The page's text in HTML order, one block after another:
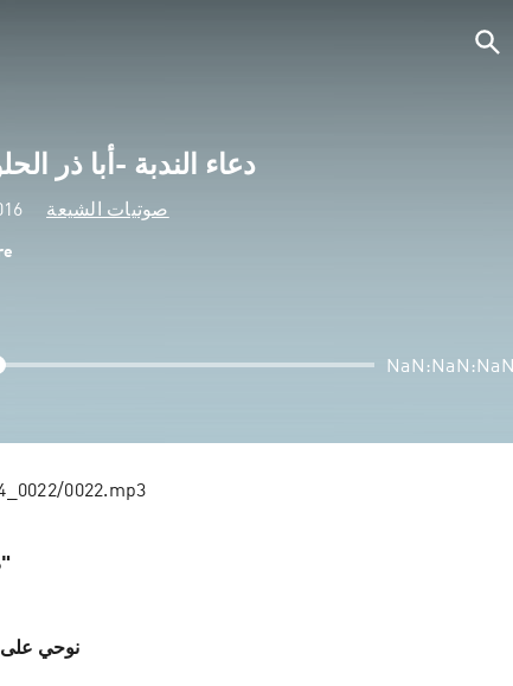
دعاء الندبة -أبا ذر
صوتيات الشيعة
NaN:NaN:NaN
0022.mp3
More episodes from "صوتيات الشيعة"
نوحي على